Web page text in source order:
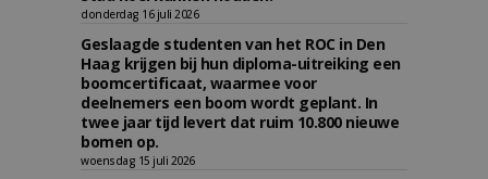
donderdag 16 juli 2026
Geslaagde studenten van het ROC in Den
Haag krijgen bij hun diploma-uitreiking een
boomcertificaat, waarmee voor
deelnemers een boom wordt geplant. In
twee jaar tijd levert dat ruim 10.800 nieuwe
bomen op.
woensdag 15 juli 2026